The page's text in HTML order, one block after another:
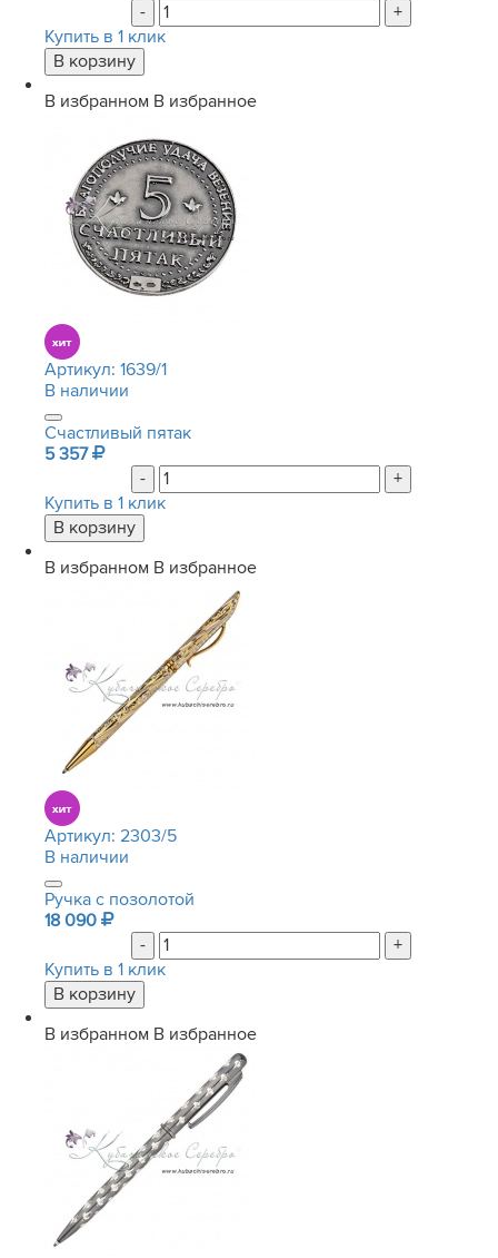
-
+
Купить в 1 клик
В избранном В избранное
Артикул: 1639/1
В наличии
Счастливый пятак
5 357
-
+
Купить в 1 клик
В избранном В избранное
Артикул: 2303/5
В наличии
Ручка с позолотой
18 090
-
+
Купить в 1 клик
В избранном В избранное